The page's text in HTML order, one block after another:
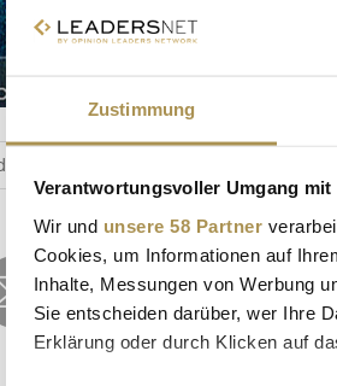
Zustimmung
Verantwortungsvoller Umgang mit
Wir und unsere 58 Partner
Cookies, um Informationen auf
Inhalte, Messungen von Werbung
Sie entscheiden darüber, wer Ihre
Erklärung oder durch Klicken auf